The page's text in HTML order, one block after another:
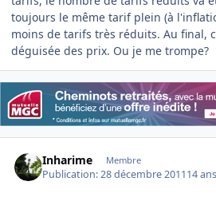
toujours le même tarif plein (à
moins de tarifs très réduits. Au final,
déguisée des prix. Ou je me trompe?
Inharime Membre
Publication:28 décembre 201114 ans